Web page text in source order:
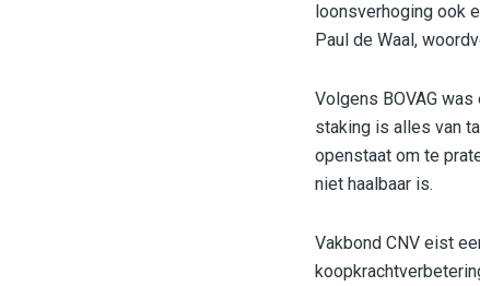
loonsverhoging ook
Paul de Waal,
Volgens BOVAG
staking is alles van
openstaat om te
niet haalbaar is.
Vakbond CNV eist